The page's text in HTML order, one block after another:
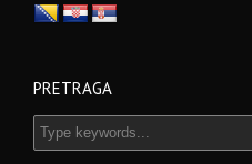
PRETRAGA